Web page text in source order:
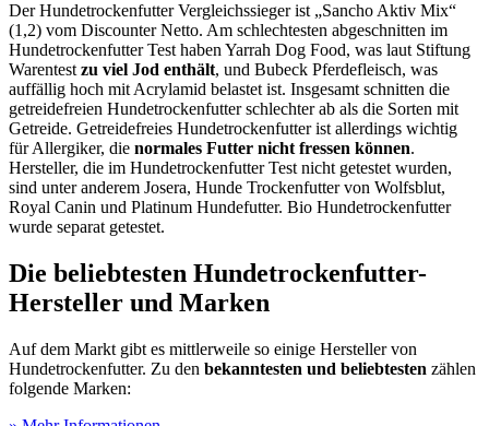
Der Hundetrockenfutter Vergleichssieger ist „Sancho Aktiv Mix“
(1,2) vom Discounter Netto. Am schlechtesten abgeschnitten im
Hundetrockenfutter Test haben Yarrah Dog Food, was laut Stiftung
Warentest zu viel Jod enthält, und Bubeck Pferdefleisch, was
auffällig hoch mit Acrylamid belastet ist. Insgesamt schnitten die
getreidefreien Hundetrockenfutter schlechter ab als die Sorten mit
Getreide. Getreidefreies Hundetrockenfutter ist allerdings wichtig
für Allergiker, die normales Futter nicht fressen können.
Hersteller, die im Hundetrockenfutter Test nicht getestet wurden,
sind unter anderem Josera, Hunde Trockenfutter von Wolfsblut,
Royal Canin und Platinum Hundefutter. Bio Hundetrockenfutter
wurde separat getestet.
Die beliebtesten Hundetrockenfutter-
Hersteller und Marken
Auf dem Markt gibt es mittlerweile so einige Hersteller von
Hundetrockenfutter. Zu den bekanntesten und beliebtesten zählen
folgende Marken: